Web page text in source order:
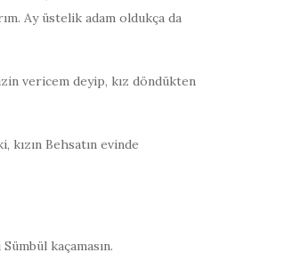
Ay üstelik adam oldukça da
vericem deyip, kız döndükten
Behsatın evinde
kaçamasın.